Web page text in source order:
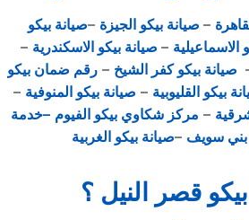
– صيانة بيكو الجيزة –صيانة بيكو
الاسماعيلية – صيانة بيكو الاسكندرية –
صيانة بيكو كفر الشيخ – رقم ضمان بيكو
بيكو القليوبية – صيانة بيكو المنوفية –
– مركز شكاوي بيكو الفيوم –خدمة
بني سويف –صيانة بيكو الغربية
بيكو قصر النيل ؟